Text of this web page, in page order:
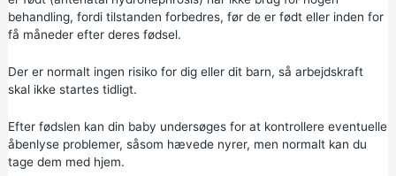
behandling, fordi tilstanden forbedres, før de er født eller inden for
få måneder efter deres fødsel.
Der er normalt ingen risiko for dig eller dit barn, så arbejdskraft
skal ikke startes tidligt.
Efter fødslen kan din baby undersøges for at kontrollere eventuelle
åbenlyse problemer, såsom hævede nyrer, men normalt kan du
tage dem med hjem.